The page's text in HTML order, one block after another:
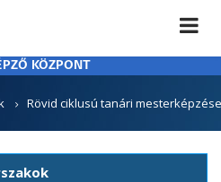
KÖZPONT
Rövid ciklusú tanári